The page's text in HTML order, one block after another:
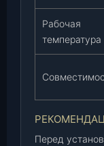
-
2
Рабочая
температура
Перед